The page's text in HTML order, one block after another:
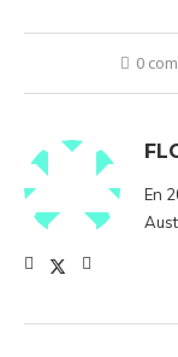
0
En